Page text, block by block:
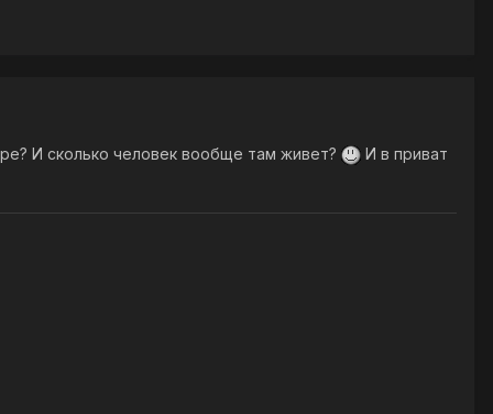
И сколько человек вообще там живет?
И в приват